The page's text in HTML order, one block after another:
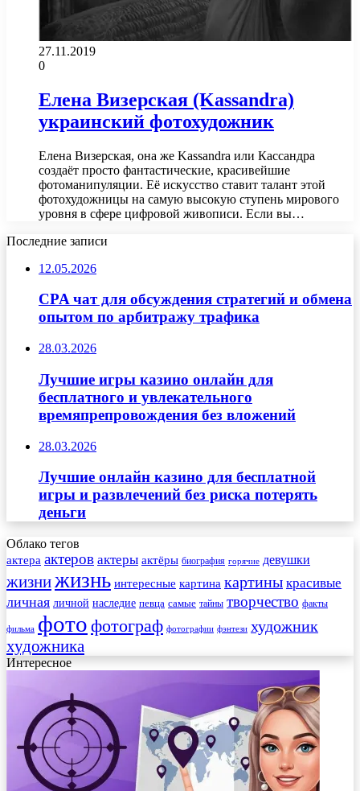
27.11.2019
0
Елена Визерская (Kassandra)
украинский фотохудожник
Елена Визерская, она же Kassandra или Кассандра
создаёт просто фантастические, красивейшие
фотоманипуляции. Её искусство ставит талант этой
фотохудожницы на самую высокую ступень мирового
уровня в сфере цифровой живописи. Если вы…
Последние записи
12.05.2026
CPA чат для обсуждения стратегий и обмена
опытом по арбитражу трафика
28.03.2026
Лучшие игры казино онлайн для
бесплатного и увлекательного
времяпрепровождения без вложений
28.03.2026
Лучшие онлайн казино для бесплатной
игры и развлечений без риска потерять
деньги
Облако тегов
актера актеров актеры актёры биография горячие девушки
жизнижизнь интересные картина картины красивые
личная личной наследие певца самые тайны творчество факты
фильма фото фотограф фотографии фэнтези художник
художника
Интересное